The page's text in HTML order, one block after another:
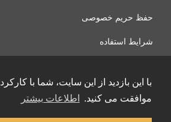
با این بازدید از این سایت، شما با
موافقت می کنید.
اطلاعات بیشتر
حفظ حریم خصوصی
شرایط استفاده